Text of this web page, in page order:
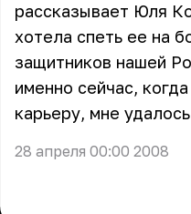
рассказывает Юля
хотела спеть ее на
защитников нашей
именно сейчас,
карьеру, мне
28 апреля 00:00 2008